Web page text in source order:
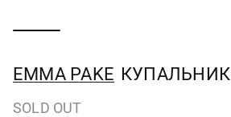
EMMA PAKE КУПАЛЬНИК
SOLD OUT